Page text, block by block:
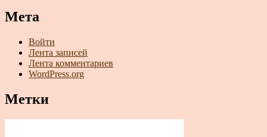
Мета
Войти
Лента записей
Лента комментариев
WordPress.org
Метки